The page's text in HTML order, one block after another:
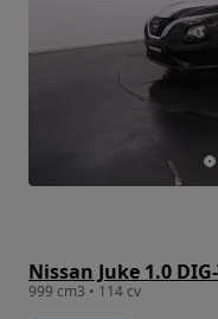
Nissan Juke 1.0
999 cm3 • 114 cv